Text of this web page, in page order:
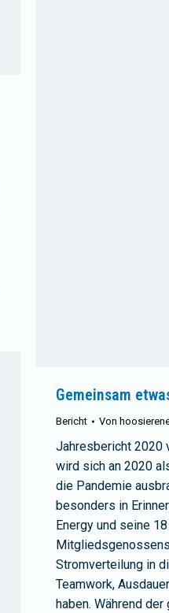
Gemeinsam
Bericht Von
Jahresbericht 2020
wird sich an 2020
die Pandemie
besonders in
Energy und seine 18
Stromverteilung in
Teamwork,
haben. Während